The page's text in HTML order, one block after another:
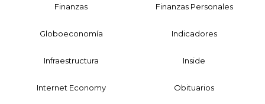
Finanzas Finanzas Personales
Globoeconomía Indicadores
Infraestructura Inside
Internet Economy Obituarios